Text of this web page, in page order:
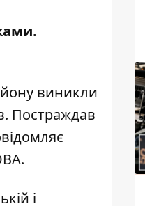
виникли
Постраждав
.
і